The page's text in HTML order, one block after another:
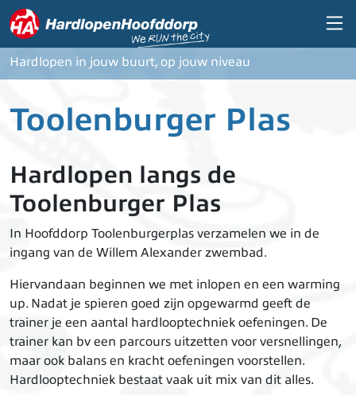
Overslaan en naar de inhoud gaan
Hardlopen in jouw buurt, op jouw niveau
Toolenburger Plas
Hardlopen langs de
Toolenburger Plas
In Hoofddorp Toolenburgerplas verzamelen we in de
ingang van de Willem Alexander zwembad.
Hiervandaan beginnen we met inlopen en een warming
up. Nadat je spieren goed zijn opgewarmd geeft de
trainer je een aantal hardlooptechniek oefeningen. De
trainer kan bv een parcours uitzetten voor versnellingen,
maar ook balans en kracht oefeningen voorstellen.
Hardlooptechniek bestaat vaak uit mix van dit alles.